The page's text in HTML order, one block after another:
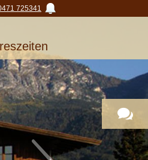
725341